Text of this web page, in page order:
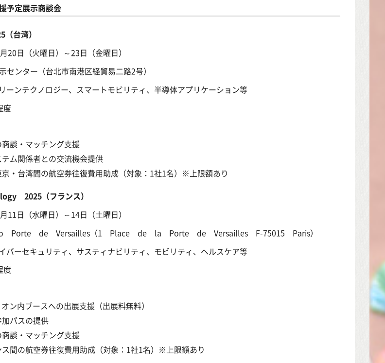
予定展示商談会
台湾）
20日（火曜日）～23日（金曜日）
センター（台北市南港区経貿易二路2号）
ーンテクノロジー、スマートモビリティ、半導体アプリケーション等
度
談・マッチング支援
ム関係者との交流機会提供
・台湾間の航空券往復費用助成（対象：1社1名）※上限額あり
2025（フランス）
11日（水曜日）～14日（土曜日）
Porte de Versailles（1 Place de la Porte de Versailles F-75015 Paris）
バーセキュリティ、サスティナビリティ、モビリティ、ヘルスケア等
度
ン内ブースへの出展支援（出展料無料）
パスの提供
談・マッチング支援
間の航空券往復費用助成（対象：1社1名）※上限額あり